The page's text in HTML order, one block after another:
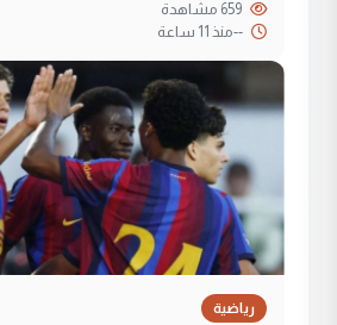
--منذ 11 ساعة
رياضية